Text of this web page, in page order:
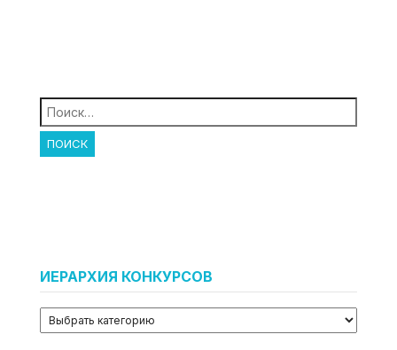
Найти:
ИЕРАРХИЯ КОНКУРСОВ